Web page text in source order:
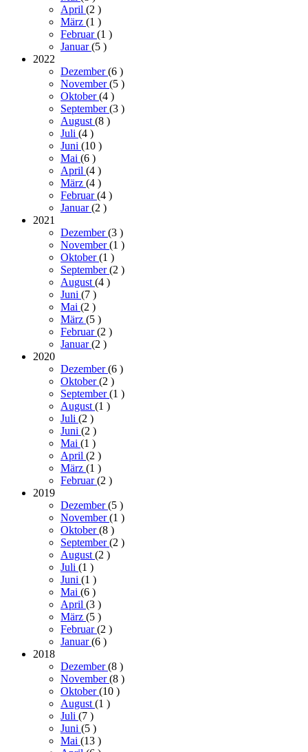
April (2 )
März (1 )
Februar(1 )
Januar(5 )
2022
Dezember(6 )
November(5 )
Oktober(4 )
September(3 )
August (8 )
Juli (4 )
Juni (10 )
Mai (6 )
April (4 )
März (4 )
Februar(4 )
Januar(2 )
2021
Dezember(3 )
November(1 )
Oktober(1 )
September(2 )
August (4 )
Juni (7 )
Mai (2 )
März (5 )
Februar(2 )
Januar(2 )
2020
Dezember(6 )
Oktober(2 )
September(1 )
August (1 )
Juli (2 )
Juni (2 )
Mai (1 )
April (2 )
März (1 )
Februar(2 )
2019
Dezember(5 )
November(1 )
Oktober(8 )
September(2 )
August (2 )
Juli (1 )
Juni (1 )
Mai (6 )
April (3 )
März (5 )
Februar(2 )
Januar(6 )
2018
Dezember(8 )
November(8 )
Oktober(10 )
August (1 )
Juli (7 )
Juni (5 )
Mai (13 )